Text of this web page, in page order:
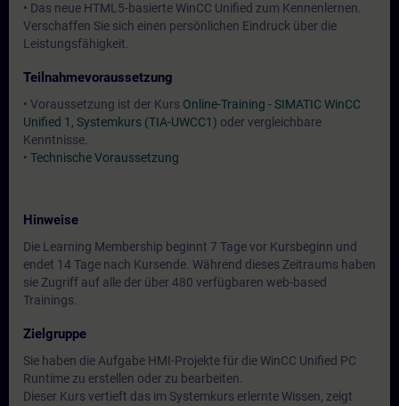
• Das neue HTML5-basierte WinCC Unified zum Kennenlernen.
Verschaffen Sie sich einen persönlichen Eindruck über die
Leistungsfähigkeit.
Teilnahmevoraussetzung
• Voraussetzung ist der Kurs Online-Training - SIMATIC WinCC
Unified 1, Systemkurs (TIA-UWCC1) oder vergleichbare
Kenntnisse.
• Technische Voraussetzung
Hinweise
Die Learning Membership beginnt 7 Tage vor Kursbeginn und
endet 14 Tage nach Kursende. Während dieses Zeitraums haben
sie Zugriff auf alle der über 480 verfügbaren web-based
Trainings.
Zielgruppe
Sie haben die Aufgabe HMI-Projekte für die WinCC Unified PC
Runtime zu erstellen oder zu bearbeiten.
Dieser Kurs vertieft das im Systemkurs erlernte Wissen, zeigt